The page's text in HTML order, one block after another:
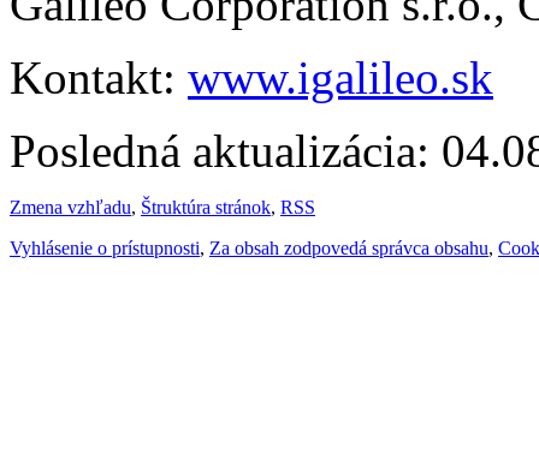
Kontakt: www.igalileo.sk
Posledná aktualizácia:
Zmena vzhľadu, Štruktúra stránok, RSS
Vyhlásenie o prístupnosti, Za obsah zodpovedá správca obsahu,